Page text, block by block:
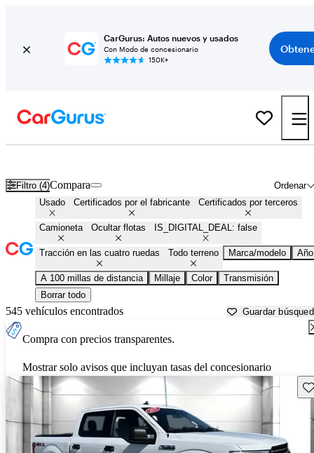
CarGurus: Autos nuevos y usados
Con Modo de concesionario
150K+
Filtro (4) Ordenar
Compara
Usado Certificados por el fabricante Certificados por terceros
Camioneta Ocultar flotas IS_DIGITAL_DEAL: false
Tracción en las cuatro ruedas Todo terreno Marca/modelo Año
A 100 millas de distancia Millaje Color
Transmisión
Borrar todo
545 vehículos encontrados Guardar
Compra con precios transparentes.
Mostrar solo avisos que incluyan tasas del concesionario